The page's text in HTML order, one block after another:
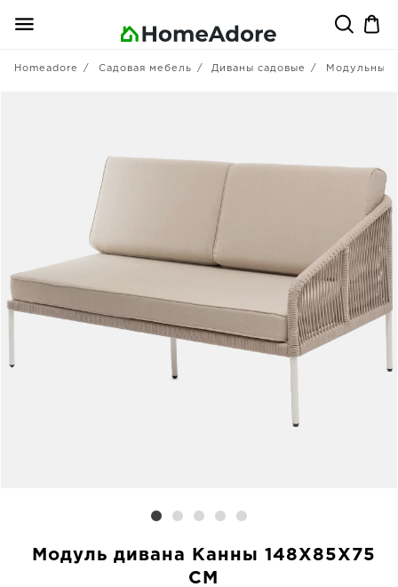
Homeadore Садовая мебель Диваны садовые Модульные
Модуль дивана Канны 148X85X75
CM